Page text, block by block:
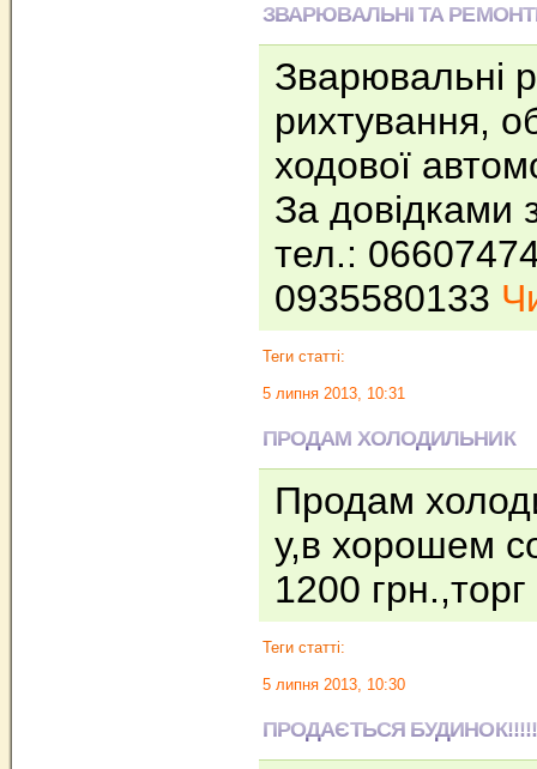
ЗВАРЮВАЛЬНІ ТА
Зварювальні
рихтування,
ходової
За довідками
тел.:
0935580133
Теги статті:
5 липня 2013, 10:31
ПРОДАМ ХОЛОДИЛЬНИК
Продам
у,в хорошем
1200 грн.,торг
Теги статті:
5 липня 2013, 10:30
ПРОДАЄТЬСЯ